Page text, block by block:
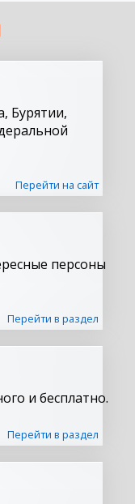
Бурятии,
Перейти на сайт
персоны
Перейти в раздел
и бесплатно.
Перейти в раздел